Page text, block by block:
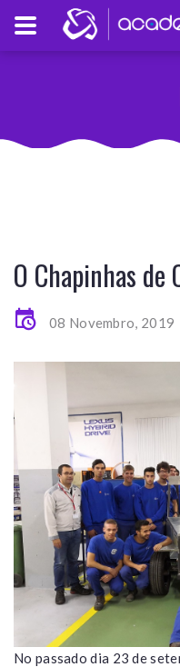
O Chapinhas de
08 Novembro, 2019
No passado dia 23 de